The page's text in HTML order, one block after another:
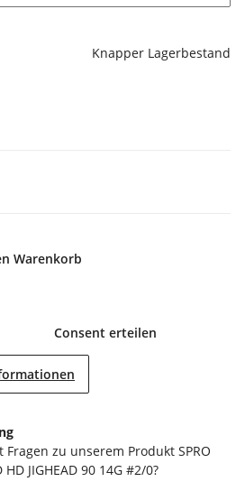
Knapper Lagerbestand
Warenkorb
Consent erteilen
Fragen zu unserem Produkt SPRO
HD JIGHEAD 90 14G #2/0?